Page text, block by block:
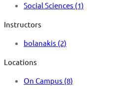
Social Sciences (1)
Instructors
bolanakis (2)
Locations
On Campus (8)